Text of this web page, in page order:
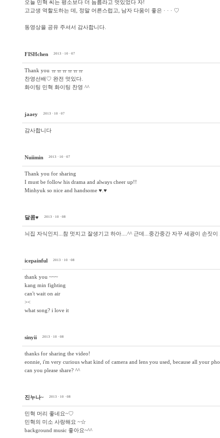
오늘 민혁 씨는 평소보다 더 늠름라고 멋있었다 자!
고교생 역할도하는 데, 정말 어른스럽고, 남자 다움이 좋은 · · · ♡
동영상을 공유 주셔서 감사합니다.
FISHchen 2013 · 10 · 07
Thank you ㅠㅠㅠㅠㅠㅠ
찬영선배♡ 완전 멋있다.
화이팅 민혁 화이팅 찬영 ^^
jaaey 2013 · 10 · 07
감사합니다
Nuiimin 2013 · 10 · 07
Thank you for sharing
I must be follow his drama and always cheer up!!
Minhyuk so nice and handsome ♥.♥
달콤♥ 2013 · 10 · 08
늬집 자식인지...참 멋지고 잘생기고 하아....^^ 근데...중간중간 자꾸 세광이 손짓이
icepainful 2013 · 10 · 08
thank you ~~~
kang min fighting
can't wait on air
><
what song? i love it
sinyii 2013 · 10 · 08
thanks for sharing the video!
eonnie, i'm very curious what kind of camera and lens you used, because all your
can you please share? ^^
진누나~ 2013 · 10 · 08
민혁 머리 좋네요~♡
민혁의 미소 사랑해요 ~☆
background music 좋아요~^^